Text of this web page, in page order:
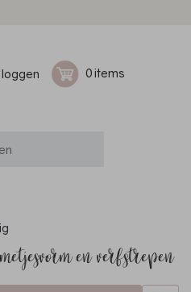
0
en verfstrepen